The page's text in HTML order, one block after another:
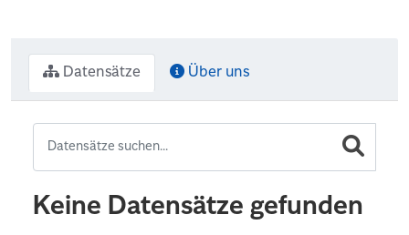
Datensätze Über uns
Keine Datensätze gefunden